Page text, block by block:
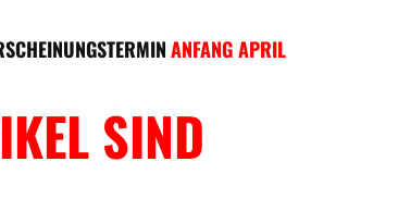
ANFANG APRIL
SIND